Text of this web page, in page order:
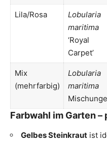
Lila/Rosa
Lobularia
maritima
‘Royal
Carpet’
Mix
(mehrfarbig)
Lobularia
maritima
Farbwahl im Garten
Gelbes Steinkraut ist